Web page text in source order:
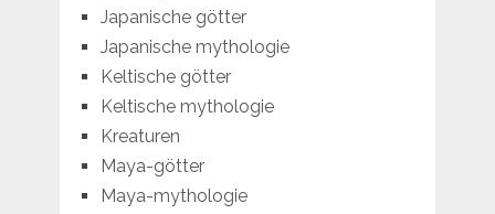
Japanische götter
Japanische mythologie
Keltische götter
Keltische mythologie
Kreaturen
Maya-götter
Maya-mythologie